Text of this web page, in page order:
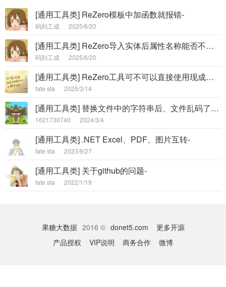
[通用工具类] ReZero模板中加函数就报错-
码到工成 2025/6/20
[通用工具类] ReZero导入实体后属性名称能否不自动大写-
码到工成 2025/6/20
[通用工具类] ReZero工具可不可以直接使用现成的数据库-
fate sta 2025/3/14
[通用工具类] 替换文件中的字符串后、文件乱码了怎么办-
1621730740 2024/3/4
[通用工具类] .NET Excel、PDF、图片互转-
fate sta 2023/9/27
[通用工具类] 关于github的问题-
fate sta 2022/1/19
果糖大数据 2016 © donet5.com
更多开源
产品授权
VIP说明 商务合作 微博